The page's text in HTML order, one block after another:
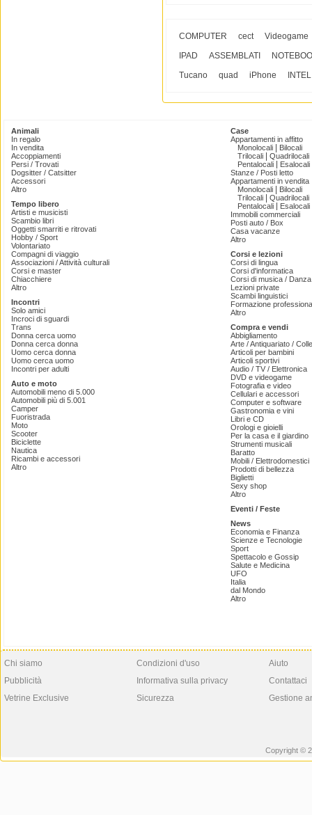
COMPUTER cect
Videogame
IPAD
ASSEMBLATI
Tucano
quad iPhone INTEL
Animali
In regalo
In vendita
Accoppiamenti
Persi / Trovati
Dogsitter / Catsitter
Accessori
Altro
Tempo libero
Artisti e musicisti
Scambio libri
Oggetti smarriti e ritrovati
Hobby / Sport
Volontariato
Compagni di viaggio
Associazioni / Attività culturali
Corsi e master
Chiacchiere
Altro
Incontri
Solo amici
Incroci di sguardi
Trans
Donna cerca uomo
Donna cerca donna
Uomo cerca donna
Uomo cerca uomo
Incontri per adulti
Auto e moto
Automobili meno di 5.000
Automobili più di 5.001
Camper
Fuoristrada
Moto
Scooter
Biciclette
Nautica
Ricambi e accessori
Altro
Case
Appartamenti in affitto
Monolocali
Bilocali
Trilocali
Quadrilocali
Pentalocali
Esalocali
Stanze / Posti letto
Appartamenti in vendita
Monolocali
Bilocali
Trilocali
Quadrilocali
Pentalocali
Esalocali
Immobili commerciali
Posti auto / Box
Casa vacanze
Altro
Corsi e lezioni
Corsi di lingua
Corsi d'informatica
Corsi di musica /
Lezioni private
Scambi linguistici
Formazione
Altro
Compra e vendi
Abbigliamento
Arte / Antiquariato /
Articoli per bambini
Articoli sportivi
Audio / TV / Elettronica
DVD e videogame
Fotografia e video
Cellulari e accessori
Computer e software
Gastronomia e vini
Libri e CD
Orologi e gioielli
Per la casa e il giardino
Strumenti musicali
Baratto
Mobili / Elettrodomestici
Prodotti di bellezza
Biglietti
Sexy shop
Altro
Eventi / Feste
News
Economia e Finanza
Scienze e Tecnologie
Sport
Spettacolo e Gossip
Salute e Medicina
UFO
Italia
dal Mondo
Altro
Chi siamo
Pubblicità
Vetrine Exclusive
Condizioni d'uso
Informativa sulla privacy
Sicurezza
Aiuto
Contattaci
Gestione
Copyright ©